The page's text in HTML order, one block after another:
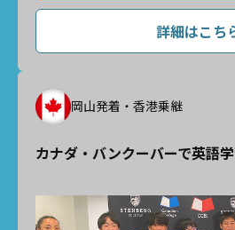
詳細はこち
岡山発着・香港乗継
カナダ・バンクーバーで英語